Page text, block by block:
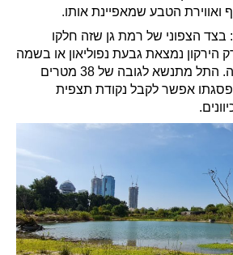
ואווירת הטבע שמאפיינת אותו.
: בצד הצפוני של רמת גן שזה חלקו
הירקון נמצאת גבעת נפוליאון או בשמה
הנוסף תל גריסה. התל מתנשא לגובה של 38 מטרים
אפשר לקבל נקודת תצפית